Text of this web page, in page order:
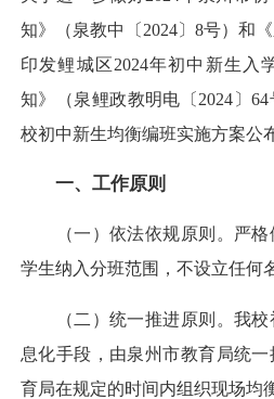
知》（泉教中〔2024〕8号）和
印发鲤城区2024年初中新生入
知》（泉鲤政教明电〔2024〕
校初中新生均衡编班实施方案公
一、工作原则
（一）依法依规原则。严格
学生纳入分班范围，不设立任何
（二）统一推进原则。我校
息化手段，由泉州市教育局统
育局在规定的时间内组织现场均